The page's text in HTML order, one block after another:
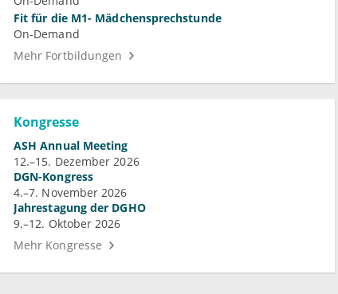
Fit für die M1- Mädchensprechstunde
On-Demand
Mehr Fortbildungen
Kongresse
ASH Annual Meeting
12.–15. Dezember 2026
DGN-Kongress
4.–7. November 2026
Jahrestagung der DGHO
9.–12. Oktober 2026
Mehr Kongresse